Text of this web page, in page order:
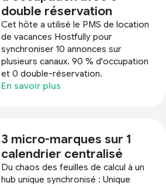
double réservation
Cet hôte a utilisé le PMS de location
de vacances Hostfully pour
synchroniser 10 annonces sur
plusieurs canaux. 90 % d'occupation
et 0 double-réservation.
En savoir plus
3 micro-marques sur 1
calendrier centralisé
Du chaos des feuilles de calcul à un
hub unique synchronisé : Unique